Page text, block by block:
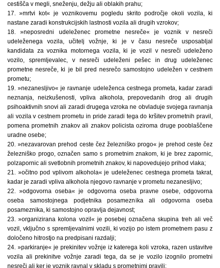
cestišča v megli, sneženju, dežju ali oblakih prahu;
17. »mrtvi kot« je voznikovemu pogledu skrito področje okoli vozila, ki
nastane zaradi konstrukcijskih lastnosti vozila ali drugih vzrokov;
18. »neposredni udeleženec prometne nesreče« je voznik v nesreči
udeleženega vozila, učitelj vožnje, ki je v času nesreče usposabljal
kandidata za voznika motornega vozila, ki je vozil v nesreči udeleženo
vozilo, spremljevalec, v nesreči udeleženi pešec in drug udeleženec
prometne nesreče, ki je bil pred nesrečo samostojno udeležen v cestnem
prometu;
19. »nezanesljivo« je ravnanje udeleženca cestnega prometa, kadar zaradi
neznanja, neizkušenosti, vpliva alkohola, prepovedanih drog ali drugih
psihoaktivnih snovi ali zaradi drugega vzroka ne obvladuje svojega ravnanja
ali vozila v cestnem prometu in pride zaradi tega do kršitev prometnih pravil,
pomena prometnih znakov ali znakov policista oziroma druge pooblaščene
uradne osebe;
20. »nezavarovan prehod ceste čez železniško progo« je prehod ceste čez
železniško progo, označen samo s prometnim znakom, ki je brez zapornic,
polzapornic ali svetlobnih prometnih znakov, ki napovedujejo prihod vlaka;
21. »očitno pod vplivom alkohola« je udeleženec cestnega prometa takrat,
kadar je zaradi vpliva alkohola njegovo ravnanje v prometu nezanesljivo;
22. »odgovorna oseba« je odgovorna oseba pravne osebe, odgovorna
oseba samostojnega podjetnika posameznika ali odgovorna oseba
posameznika, ki samostojno opravlja dejavnost;
23. »organizirana kolona vozil« je posebej označena skupina treh ali več
vozil, vključno s spremljevalnimi vozili, ki vozijo po istem prometnem pasu z
določeno hitrostjo na predpisani razdalji;
24. »parkiranje« je prekinitev vožnje iz katerega koli vzroka, razen ustavitve
vozila ali prekinitve vožnje zaradi tega, da se je vozilo izognilo prometni
nesreči ali ker je voznik ravnal v skladu s prometnimi pravili;